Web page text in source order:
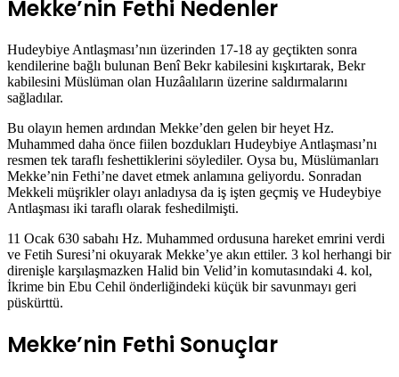
Mekke’nin Fethi Nedenler
Hudeybiye Antlaşması’nın üzerinden 17-18 ay geçtikten sonra
kendilerine bağlı bulunan Benî Bekr kabilesini kışkırtarak, Bekr
kabilesini Müslüman olan Huzâalıların üzerine saldırmalarını
sağladılar.
Bu olayın hemen ardından Mekke’den gelen bir heyet Hz.
Muhammed daha önce fiilen bozdukları Hudeybiye Antlaşması’nı
resmen tek taraflı feshettiklerini söylediler. Oysa bu, Müslümanları
Mekke’nin Fethi’ne davet etmek anlamına geliyordu. Sonradan
Mekkeli müşrikler olayı anladıysa da iş işten geçmiş ve Hudeybiye
Antlaşması iki taraflı olarak feshedilmişti.
11 Ocak 630 sabahı Hz. Muhammed ordusuna hareket emrini verdi
ve Fetih Suresi’ni okuyarak Mekke’ye akın ettiler. 3 kol herhangi bir
direnişle karşılaşmazken Halid bin Velid’in komutasındaki 4. kol,
İkrime bin Ebu Cehil önderliğindeki küçük bir savunmayı geri
püskürttü.
Mekke’nin Fethi Sonuçlar